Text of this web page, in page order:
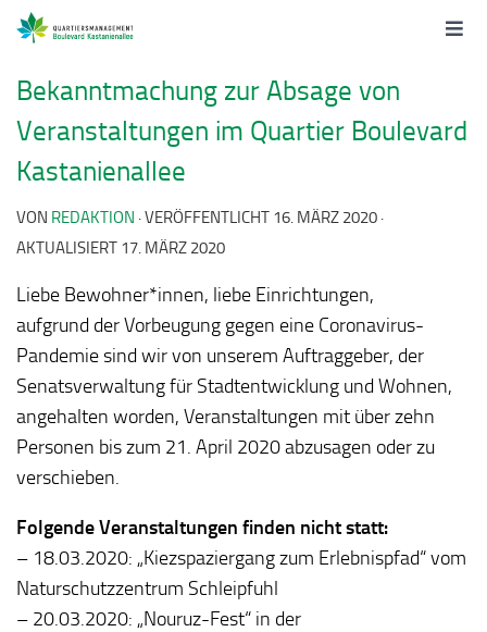
Bekanntmachung zur Absage von
Veranstaltungen im Quartier Boulevard
Kastanienallee
VON REDAKTION · VERÖFFENTLICHT 16. MÄRZ 2020 ·
AKTUALISIERT 17. MÄRZ 2020
Liebe Bewohner*innen, liebe Einrichtungen,
aufgrund der Vorbeugung gegen eine Coronavirus-
Pandemie sind wir von unserem Auftraggeber, der
Senatsverwaltung für Stadtentwicklung und Wohnen,
angehalten worden, Veranstaltungen mit über zehn
Personen bis zum 21. April 2020 abzusagen oder zu
verschieben.
Folgende Veranstaltungen finden nicht statt:
– 18.03.2020: „Kiezspaziergang zum Erlebnispfad“ vom
Naturschutzzentrum Schleipfuhl
– 20.03.2020: „Nouruz-Fest“ in der